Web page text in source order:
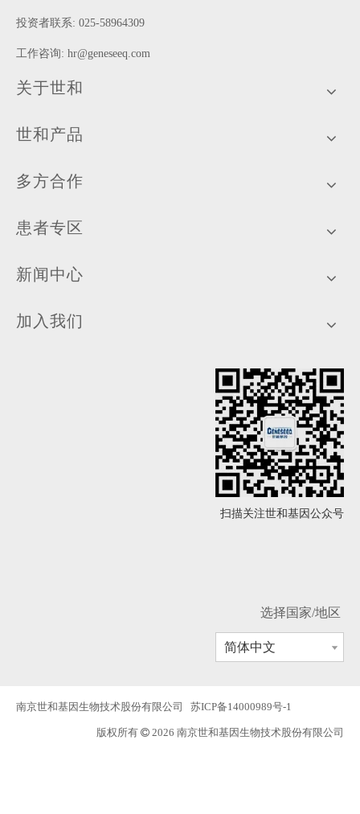
投资者联系: 025-58964309
工作咨询: hr@geneseeq.com
关于世和
世和产品
多方合作
患者专区
新闻中心
加入我们
扫描关注世和基因公众号
选择国家/地区
简体中文
南京世和基因生物技术股份有限公司 苏ICP备14000989号-1
版权所有  2026 南京世和基因生物技术股份有限公司